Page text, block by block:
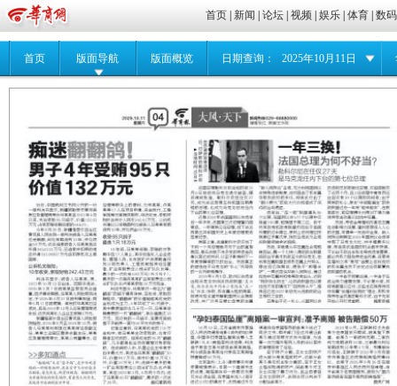
首页 |新闻 |论坛 |视频 |娱乐 |体育 |数码
首页 版面导航 版面概览 日期查询： 2025年10月11日